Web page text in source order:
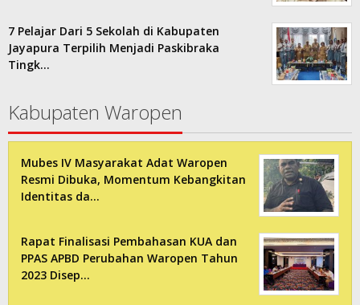
7 Pelajar Dari 5 Sekolah di Kabupaten
Jayapura Terpilih Menjadi Paskibraka
Tingk…
Kabupaten Waropen
Mubes IV Masyarakat Adat Waropen
Resmi Dibuka, Momentum Kebangkitan
Identitas da…
Rapat Finalisasi Pembahasan KUA dan
PPAS APBD Perubahan Waropen Tahun
2023 Disep…